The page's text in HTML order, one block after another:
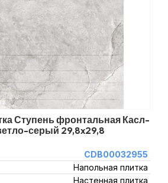
Ступень фронтальная Касл-
серый 29,8x29,8
CDB00032955
Напольная плитка
Настенная плитка